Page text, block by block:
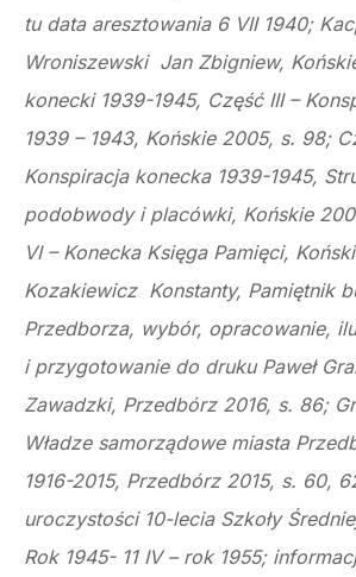
tu data aresztowania 6 VII 1940;
Wroniszewski Jan Zbigniew,
konecki 1939-1945, Część III –
1939 – 1943, Końskie 2005, s. 98;
Konspiracja konecka 1939-1945,
podobwody i placówki, Końskie
VI – Konecka Księga Pamięci,
Kozakiewicz Konstanty, Pamiętnik
Przedborza, wybór, opracowanie,
i przygotowanie do druku Paweł
Zawadzki, Przedbórz 2016, s. 86;
Władze samorządowe miasta
1916-2015, Przedbórz 2015, s. 60,
uroczystości 10-lecia Szkoły
Rok 1945- 11 IV – rok 1955;